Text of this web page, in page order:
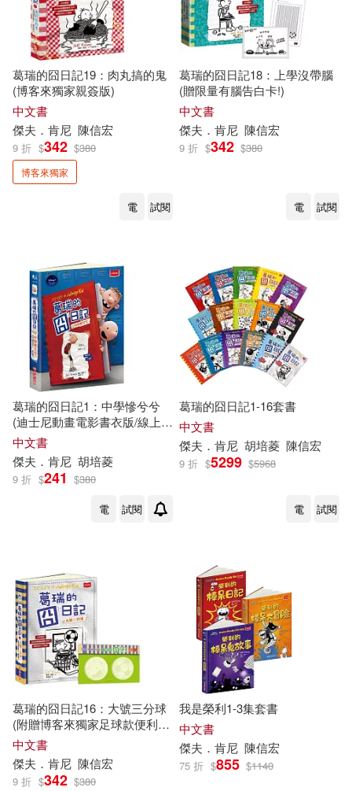
葛瑞的囧日記19：肉丸搞的鬼
(博客來獨家親簽版)
中文書
傑夫．肯尼 陳信宏
9 折 $342 $380
博客來獨家
電 試閱
葛瑞的囧日記18：上學沒帶腦
(贈限量有腦告白卡!)
中文書
傑夫．肯尼 陳信宏
9 折 $342 $380
電 試閱
葛瑞的囧日記1：中學慘兮兮
(迪士尼動畫電影書衣版/線上收
聽下載外師單字發音+造句應
用)
中文書
傑夫．肯尼 胡培菱
9 折 $241 $380
電
試閱
葛瑞的囧日記1-16套書
中文書
傑夫．肯尼 胡培菱 陳信宏
9 折 $5299 $5968
電 試閱
葛瑞的囧日記16：大號三分球
(附贈博客來獨家足球款便利
貼)
中文書
傑夫．肯尼 陳信宏
9 折 $342 $380
我是榮利1-3集套書
中文書
傑夫．肯尼 陳信宏
75 折 $855 $1140